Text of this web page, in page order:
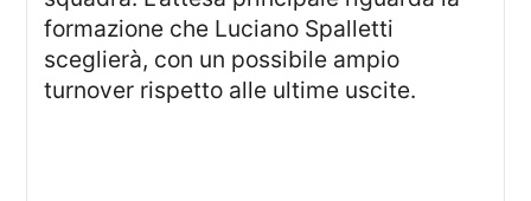
formazione che Luciano Spalletti
sceglierà, con un possibile ampio
turnover rispetto alle ultime uscite.